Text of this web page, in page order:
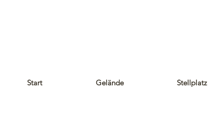
Start Gelände Stellplatz